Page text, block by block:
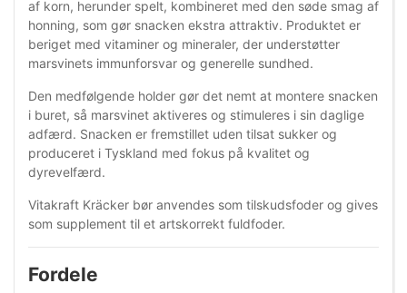
af korn, herunder spelt, kombineret med den søde smag af
honning, som gør snacken ekstra attraktiv. Produktet er
beriget med vitaminer og mineraler, der understøtter
marsvinets immunforsvar og generelle sundhed.
Den medfølgende holder gør det nemt at montere snacken
i buret, så marsvinet aktiveres og stimuleres i sin daglige
adfærd. Snacken er fremstillet uden tilsat sukker og
produceret i Tyskland med fokus på kvalitet og
dyrevelfærd.
Vitakraft Kräcker bør anvendes som tilskudsfoder og gives
som supplement til et artskorrekt fuldfoder.
Fordele